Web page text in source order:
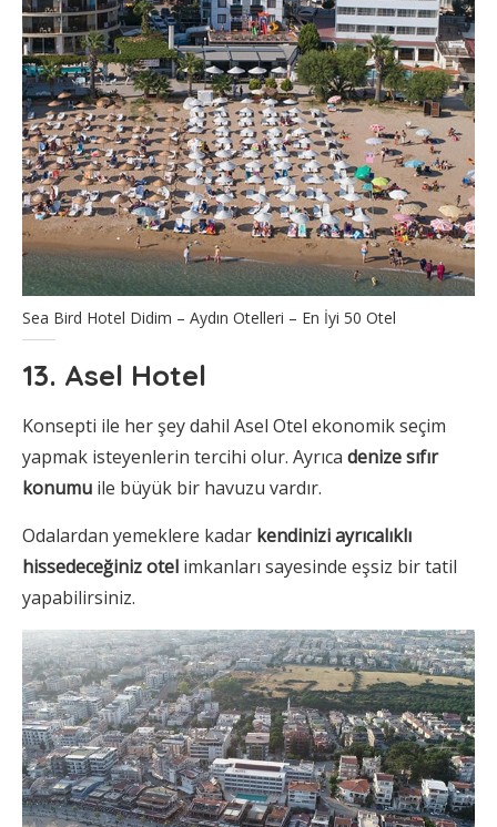
Sea Bird Hotel Didim – Aydın Otelleri – En İyi 50 Otel
13. Asel Hotel
Konsepti ile her şey dahil Asel Otel ekonomik seçim
yapmak isteyenlerin tercihi olur. Ayrıca denize sıfır
konumu ile büyük bir havuzu vardır.
Odalardan yemeklere kadar kendinizi ayrıcalıklı
hissedeceğiniz otel imkanları sayesinde eşsiz bir tatil
yapabilirsiniz.